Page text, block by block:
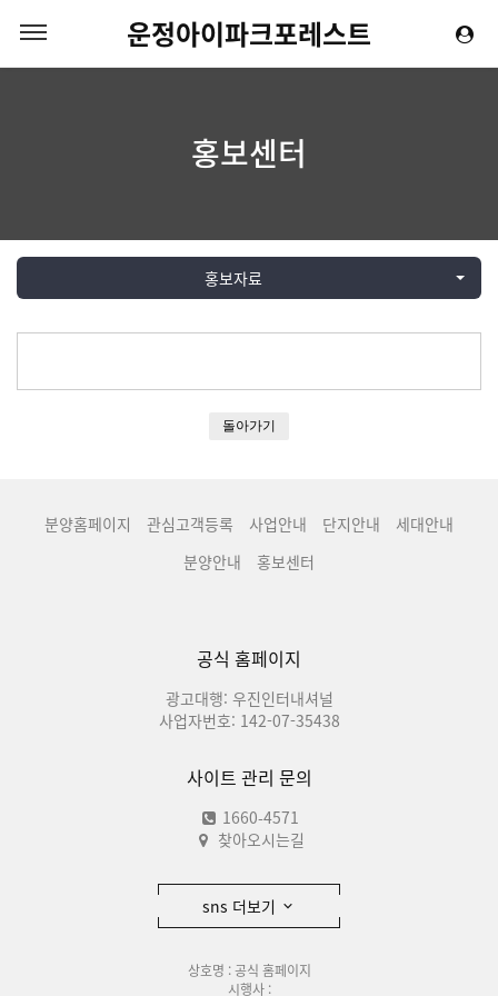
운정아이파크포레스트
홍보센터
홍보자료
돌아가기
분양홈페이지 관심고객등록 사업안내 단지안내
세대안내
분양안내
홍보센터
공식 홈페이지
광고대행: 우진인터내셔널
사업자번호: 142-07-35438
사이트 관리 문의
1660-4571
찾아오시는길
sns 더보기
상호명 : 공식 홈페이지
시행사 :